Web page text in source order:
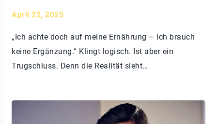
April 22, 2025
„Ich achte doch auf meine Ernährung – ich brauch
keine Ergänzung.“ Klingt logisch. Ist aber ein
Trugschluss. Denn die Realität sieht…